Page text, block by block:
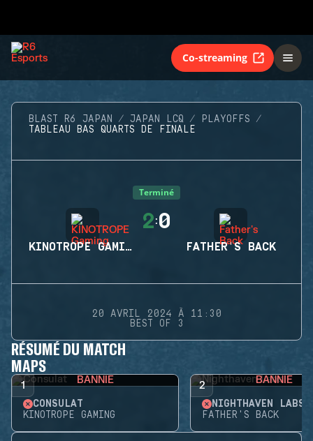
Co-streaming
BLAST R6 JAPAN JAPAN LCQ
PLAYOFFS
TABLEAU BAS QUARTS DE FINALE
Terminé
KINOTROPE GAMING
2:0
FATHER'S BACK
20 AVRIL 2024 À 11:30
BEST OF 3
RÉSUMÉ DU MATCH
MAPS
1 BANNIE
CONSULAT
KINOTROPE GAMING
2 BANNIE
NIGHTHAVEN LABS
FATHER'S BACK